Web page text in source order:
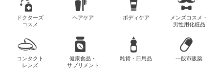
ドクターズ
コスメ
ヘアケア ボディケア
メンズコスメ・
男性用化粧品
コンタクト
レンズ
健康食品・
サプリメント
雑貨・日用品 一般市販薬